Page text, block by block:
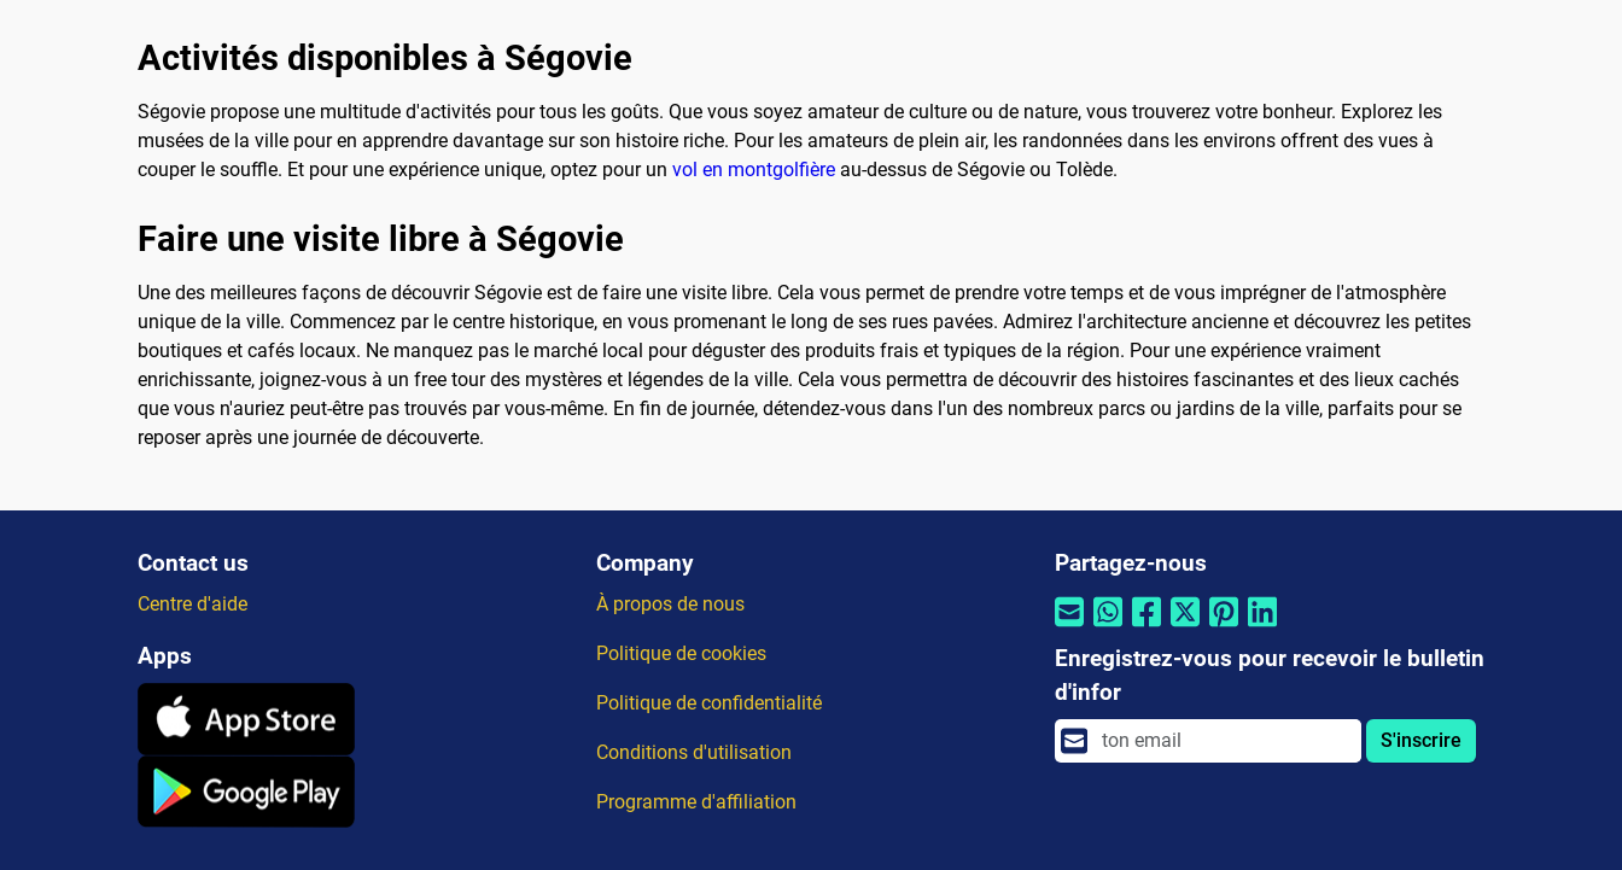
Activités disponibles à Ségovie
Ségovie propose une multitude d'activités pour tous les goûts. Que vous soyez amateur de culture ou de nature, vous trouverez votre bonheur. Explorez les
musées de la ville pour en apprendre davantage sur son histoire riche. Pour les amateurs de plein air, les randonnées dans les environs offrent des vues à
couper le souffle. Et pour une expérience unique, optez pour un vol en montgolfière au-dessus de Ségovie ou Tolède.
Faire une visite libre à Ségovie
Une des meilleures façons de découvrir Ségovie est de faire une visite libre. Cela vous permet de prendre votre temps et de vous imprégner de l'atmosphère
unique de la ville. Commencez par le centre historique, en vous promenant le long de ses rues pavées. Admirez l'architecture ancienne et découvrez les petites
boutiques et cafés locaux. Ne manquez pas le marché local pour déguster des produits frais et typiques de la région. Pour une expérience vraiment
enrichissante, joignez-vous à un free tour des mystères et légendes de la ville. Cela vous permettra de découvrir des histoires fascinantes et des lieux cachés
que vous n'auriez peut-être pas trouvés par vous-même. En fin de journée, détendez-vous dans l'un des nombreux parcs ou jardins de la ville, parfaits pour se
reposer après une journée de découverte.
Contact us
Centre d'aide
Apps
Company
À propos de nous
Politique de cookies
Politique de confidentialité
Conditions d'utilisation
Programme d'affiliation
Partagez-nous
Enregistrez-vous pour recevoir le bulletin
d'infor
S'inscrire